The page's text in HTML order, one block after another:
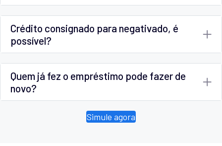
Crédito consignado para negativado, é
possível?
Quem já fez o empréstimo pode fazer de
novo?
Simule agora